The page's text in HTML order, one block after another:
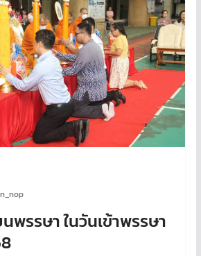
พรรษา ในวันเข้าพรรษา